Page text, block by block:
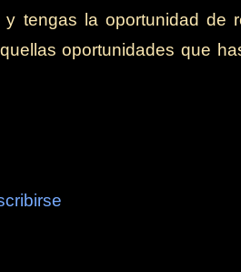
tengas la oportunidad de
oportunidades que